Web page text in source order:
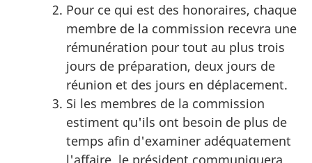
Pour ce qui est des honoraires, chaque
membre de la commission recevra une
rémunération pour tout au plus trois
jours de préparation, deux jours de
réunion et des jours en déplacement.
Si les membres de la commission
estiment qu'ils ont besoin de plus de
temps afin d'examiner adéquatement
l'affaire, le président communiquera